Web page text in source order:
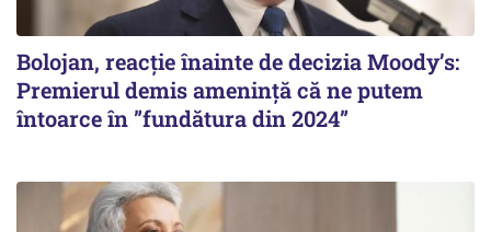
Bolojan, reacție înainte de decizia Moody’s:
Premierul demis amenință că ne putem
întoarce în ”fundătura din 2024”